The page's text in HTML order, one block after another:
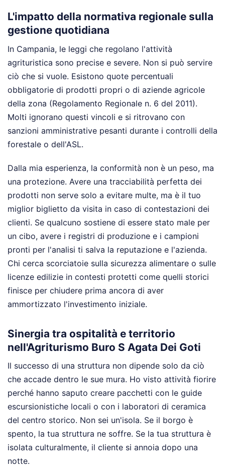
L'impatto della normativa regionale sulla
gestione quotidiana
In Campania, le leggi che regolano l'attività
agrituristica sono precise e severe. Non si può servire
ciò che si vuole. Esistono quote percentuali
obbligatorie di prodotti propri o di aziende agricole
della zona (Regolamento Regionale n. 6 del 2011).
Molti ignorano questi vincoli e si ritrovano con
sanzioni amministrative pesanti durante i controlli della
forestale o dell'ASL.
Dalla mia esperienza, la conformità non è un peso, ma
una protezione. Avere una tracciabilità perfetta dei
prodotti non serve solo a evitare multe, ma è il tuo
miglior biglietto da visita in caso di contestazioni dei
clienti. Se qualcuno sostiene di essere stato male per
un cibo, avere i registri di produzione e i campioni
pronti per l'analisi ti salva la reputazione e l'azienda.
Chi cerca scorciatoie sulla sicurezza alimentare o sulle
licenze edilizie in contesti protetti come quelli storici
finisce per chiudere prima ancora di aver
ammortizzato l'investimento iniziale.
Sinergia tra ospitalità e territorio
nell'Agriturismo Buro S Agata Dei Goti
Il successo di una struttura non dipende solo da ciò
che accade dentro le sue mura. Ho visto attività fiorire
perché hanno saputo creare pacchetti con le guide
escursionistiche locali o con i laboratori di ceramica
del centro storico. Non sei un'isola. Se il borgo è
spento, la tua struttura ne soffre. Se la tua struttura è
isolata culturalmente, il cliente si annoia dopo una
notte.